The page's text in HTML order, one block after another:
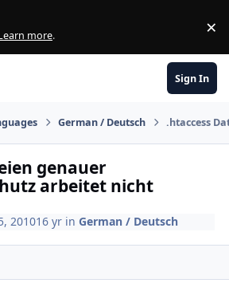
more. ×
Sign In
German / Deutsch .htaccess
genauer
arbeitet nicht
201016 yr inGerman / Deutsch